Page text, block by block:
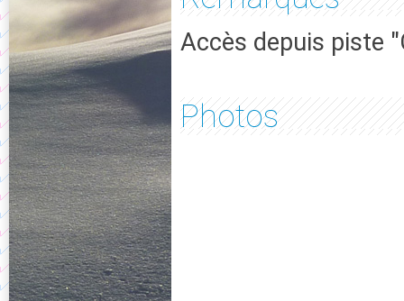
Accès depuis piste
Photos